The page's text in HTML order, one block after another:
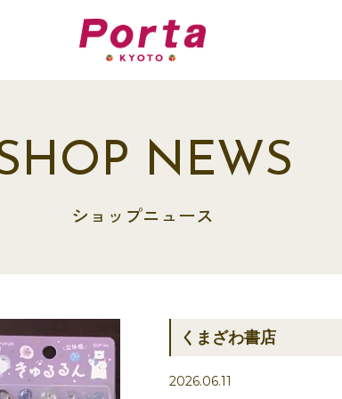
NEWS
ショップニュース
くまざわ書店
2026.06.11